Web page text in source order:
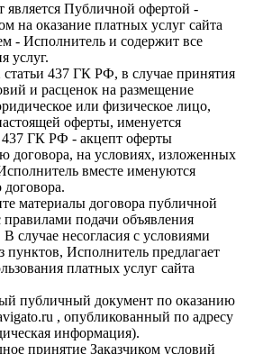
является Публичной офертой -
на оказание платных услуг сайта
- Исполнитель и содержит все
услуг.
статьи 437 ГК РФ, в случае принятия
и расценок на размещение
или физическое лицо,
оферты, именуется
437 ГК РФ - акцепт оферты
договора, на условиях, изложенных
вместе именуются
материалы договора публичной
правилами подачи объявления
случае несогласия с условиями
пунктов, Исполнитель предлагает
платных услуг сайта
публичный документ по оказанию
, опубликованный по адресу
информация).
принятие Заказчиком условий